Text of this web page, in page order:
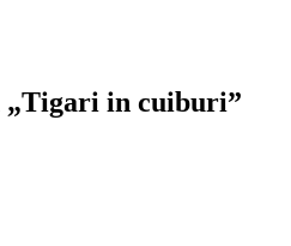
„Tigari in cuiburi”